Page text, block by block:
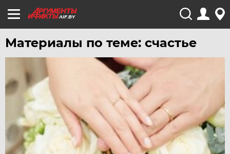
AIF.BY
Материалы по теме: счастье